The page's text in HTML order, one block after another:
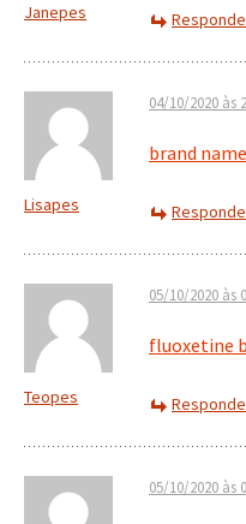
Janepes
Lisapes
04/10/2020 às
brand
Teopes
05/10/2020 às
fluoxetine
05/10/2020 às